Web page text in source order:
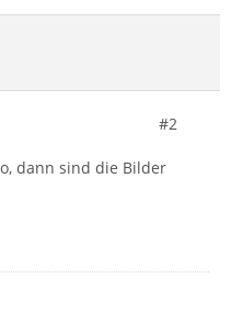
#2
dann sind die Bilder